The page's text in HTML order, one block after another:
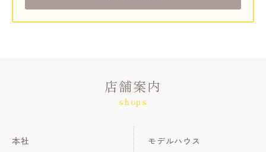
店舗案内
shops
本社 モデルハウス